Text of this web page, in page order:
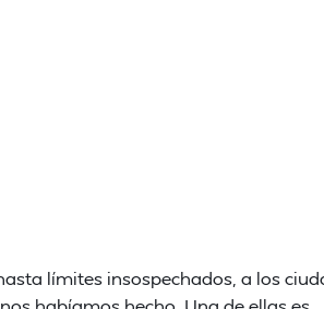
límites insospechados, a los